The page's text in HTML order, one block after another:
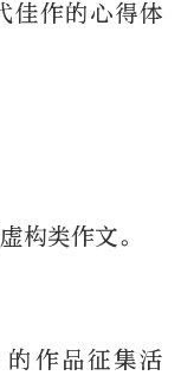
佳作的心得体
构类作文。
作品征集活